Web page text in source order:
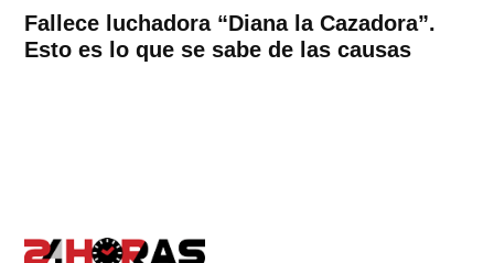
Fallece luchadora “Diana la Cazadora”.
Esto es lo que se sabe de las causas